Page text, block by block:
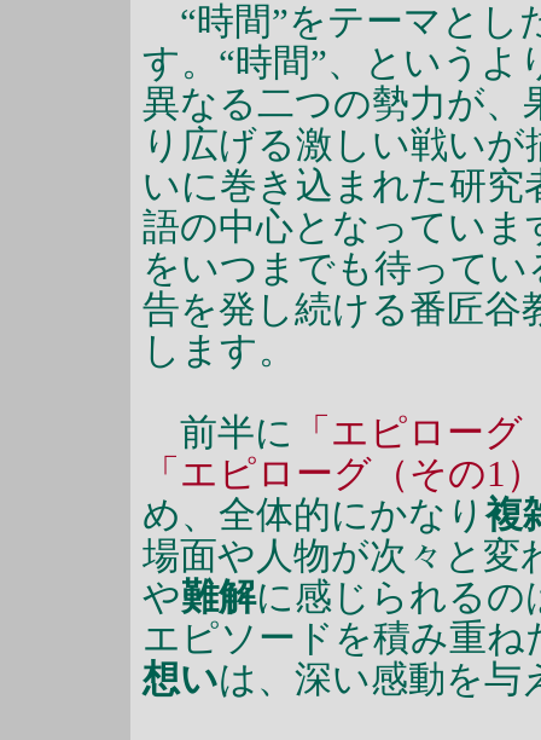
“時間”をテーマとし
す。“時間”、というよ
異なる二つの勢力が、
り広げる激しい戦い
いに巻き込まれた研究
語の中心となっていま
をいつまでも待って
告を発し続ける番匠谷
します。
前半に
「エピロー
「エピローグ（その1
め、全体的にかなり複
場面や人物が次々と
や難解に感じられるの
エピソードを積み重
想いは、深い感動を与